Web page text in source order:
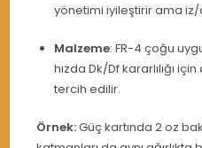
yönetimi iyileştirir ama
Malzeme: FR-4 çoğu
hızda Dk/Df kararlılığı
tercih edilir.
Örnek:Güç kartında 2 oz